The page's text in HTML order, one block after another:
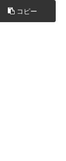
コピー